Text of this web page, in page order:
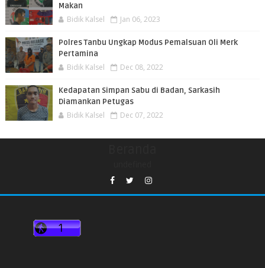
Makan
Bidik Kalsel Jan 06, 2023
Polres Tanbu Ungkap Modus Pemalsuan Oli Merk
Pertamina
Bidik Kalsel Dec 08, 2022
Kedapatan Simpan Sabu di Badan, Sarkasih
Diamankan Petugas
Bidik Kalsel Dec 07, 2022